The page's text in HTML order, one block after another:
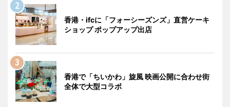
香港・ifcに「フォーシーズンズ」直営ケーキ
ショップ ポップアップ出店
香港で「ちいかわ」旋風 映画公開に合わせ街
全体で大型コラボ